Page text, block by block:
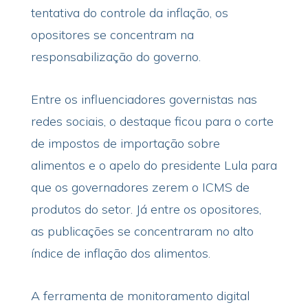
tentativa do controle da inflação, os
opositores se concentram na
responsabilização do governo.
Entre os influenciadores governistas nas
redes sociais, o destaque ficou para o corte
de impostos de importação sobre
alimentos e o apelo do presidente Lula para
que os governadores zerem o ICMS de
produtos do setor. Já entre os opositores,
as publicações se concentraram no alto
índice de inflação dos alimentos.
A ferramenta de monitoramento digital